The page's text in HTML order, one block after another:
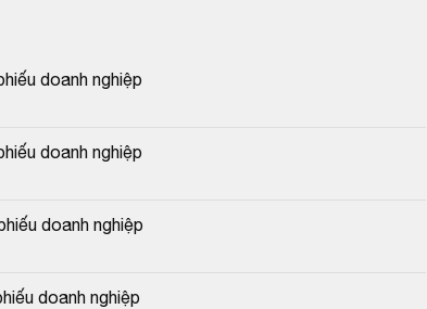
doanh nghiệp
doanh nghiệp
doanh nghiệp
doanh nghiệp